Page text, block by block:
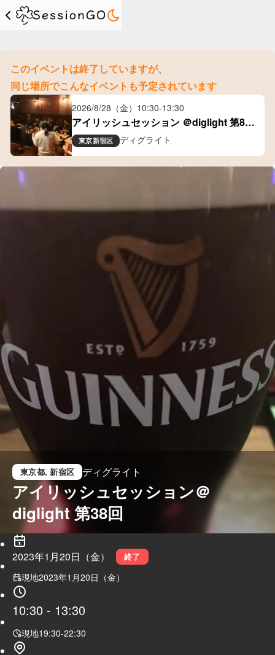
このイベントは終了していますが、
同じ場所でこんなイベントも予定されています
2026/8/28（金） 10:30-13:30
アイリッシュセッション ＠diglight 第80
回東京新宿区 ディグライト
東京都, 新宿区 ディグライト
アイリッシュセッション＠
diglight 第38回
2023年1月20日（金） 終了
現地2023年1月20日（金）
10:30 - 13:30
現地19:30-22:30